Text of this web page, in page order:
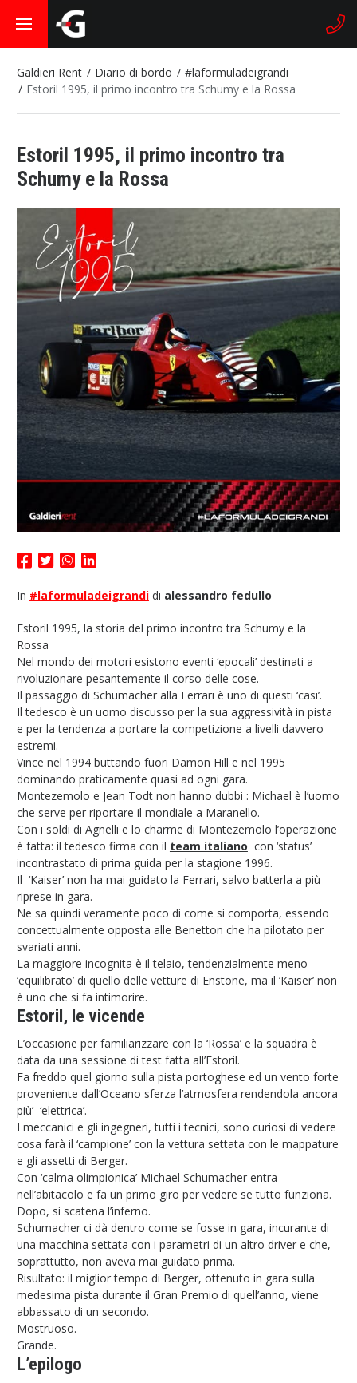
Galdieri Rent Diario di bordo
#laformuladeigrandi
Estoril 1995, il primo incontro tra Schumy e la Rossa
Estoril 1995, il primo incontro tra
Schumy e la Rossa
In #laformuladeigrandidi alessandro fedullo
Estoril 1995, la storia del primo incontro tra Schumy e la
Rossa
Nel mondo dei motori esistono eventi ‘epocali’ destinati a
rivoluzionare pesantemente il corso delle cose.
Il passaggio di Schumacher alla Ferrari è uno di questi ‘casi’.
Il tedesco è un uomo discusso per la sua aggressività in pista
e per la tendenza a portare la competizione a livelli davvero
estremi.
Vince nel 1994 buttando fuori Damon Hill e nel 1995
dominando praticamente quasi ad ogni gara.
Montezemolo e Jean Todt non hanno dubbi : Michael è l’uomo
che serve per riportare il mondiale a Maranello.
Con i soldi di Agnelli e lo charme di Montezemolo l’operazione
è fatta: il tedesco firma con il team italiano con ‘status’
incontrastato di prima guida per la stagione 1996.
Il ‘Kaiser’ non ha mai guidato la Ferrari, salvo batterla a più
riprese in gara.
Ne sa quindi veramente poco di come si comporta, essendo
concettualmente opposta alle Benetton che ha pilotato per
svariati anni.
La maggiore incognita è il telaio, tendenzialmente meno
‘equilibrato’ di quello delle vetture di Enstone, ma il ‘Kaiser’ non
è uno che si fa intimorire.
Estoril, le vicende
L’occasione per familiarizzare con la ‘Rossa’ e la squadra è
data da una sessione di test fatta all’Estoril.
Fa freddo quel giorno sulla pista portoghese ed un vento forte
proveniente dall’Oceano sferza l’atmosfera rendendola ancora
più’ ‘elettrica’.
I meccanici e gli ingegneri, tutti i tecnici, sono curiosi di vedere
cosa farà il ‘campione’ con la vettura settata con le mappature
e gli assetti di Berger.
Con ‘calma olimpionica’ Michael Schumacher entra
nell’abitacolo e fa un primo giro per vedere se tutto funziona.
Dopo, si scatena l’inferno.
Schumacher ci dà dentro come se fosse in gara, incurante di
una macchina settata con i parametri di un altro driver e che,
soprattutto, non aveva mai guidato prima.
Risultato: il miglior tempo di Berger, ottenuto in gara sulla
medesima pista durante il Gran Premio di quell’anno, viene
abbassato di un secondo.
Mostruoso.
Grande.
L’epilogo